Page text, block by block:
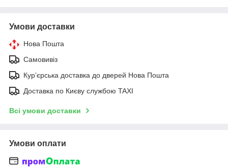
Умови доставки
Нова Пошта
Самовивіз
Курʼєрська доставка до дверей Нова Пошта
Доставка по Києву службою TAXI
Всі умови доставки
Умови оплати